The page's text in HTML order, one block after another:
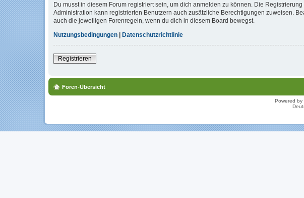
Du musst in diesem Forum registriert sein, um dich anmelden zu können. Die
Administration kann registrierten Benutzern auch zusätzliche Berechtigungen zuweisen.
auch die jeweiligen Forenregeln, wenn du dich in diesem Board bewegst.
Nutzungsbedingungen | Datenschutzrichtlinie
Registrieren
Foren-Übersicht
Powered by